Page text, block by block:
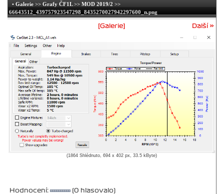
• Galerie >> Grafy ČF1L>> MOD 2019/2 >>
66643512_439757923547298_8435270027942297600_n.png
[Galerie] Další »
(1864 Shlédnuto, 694 x 402 px, 33.5 kByte)
Hodnocení: (0 hlasovalo)